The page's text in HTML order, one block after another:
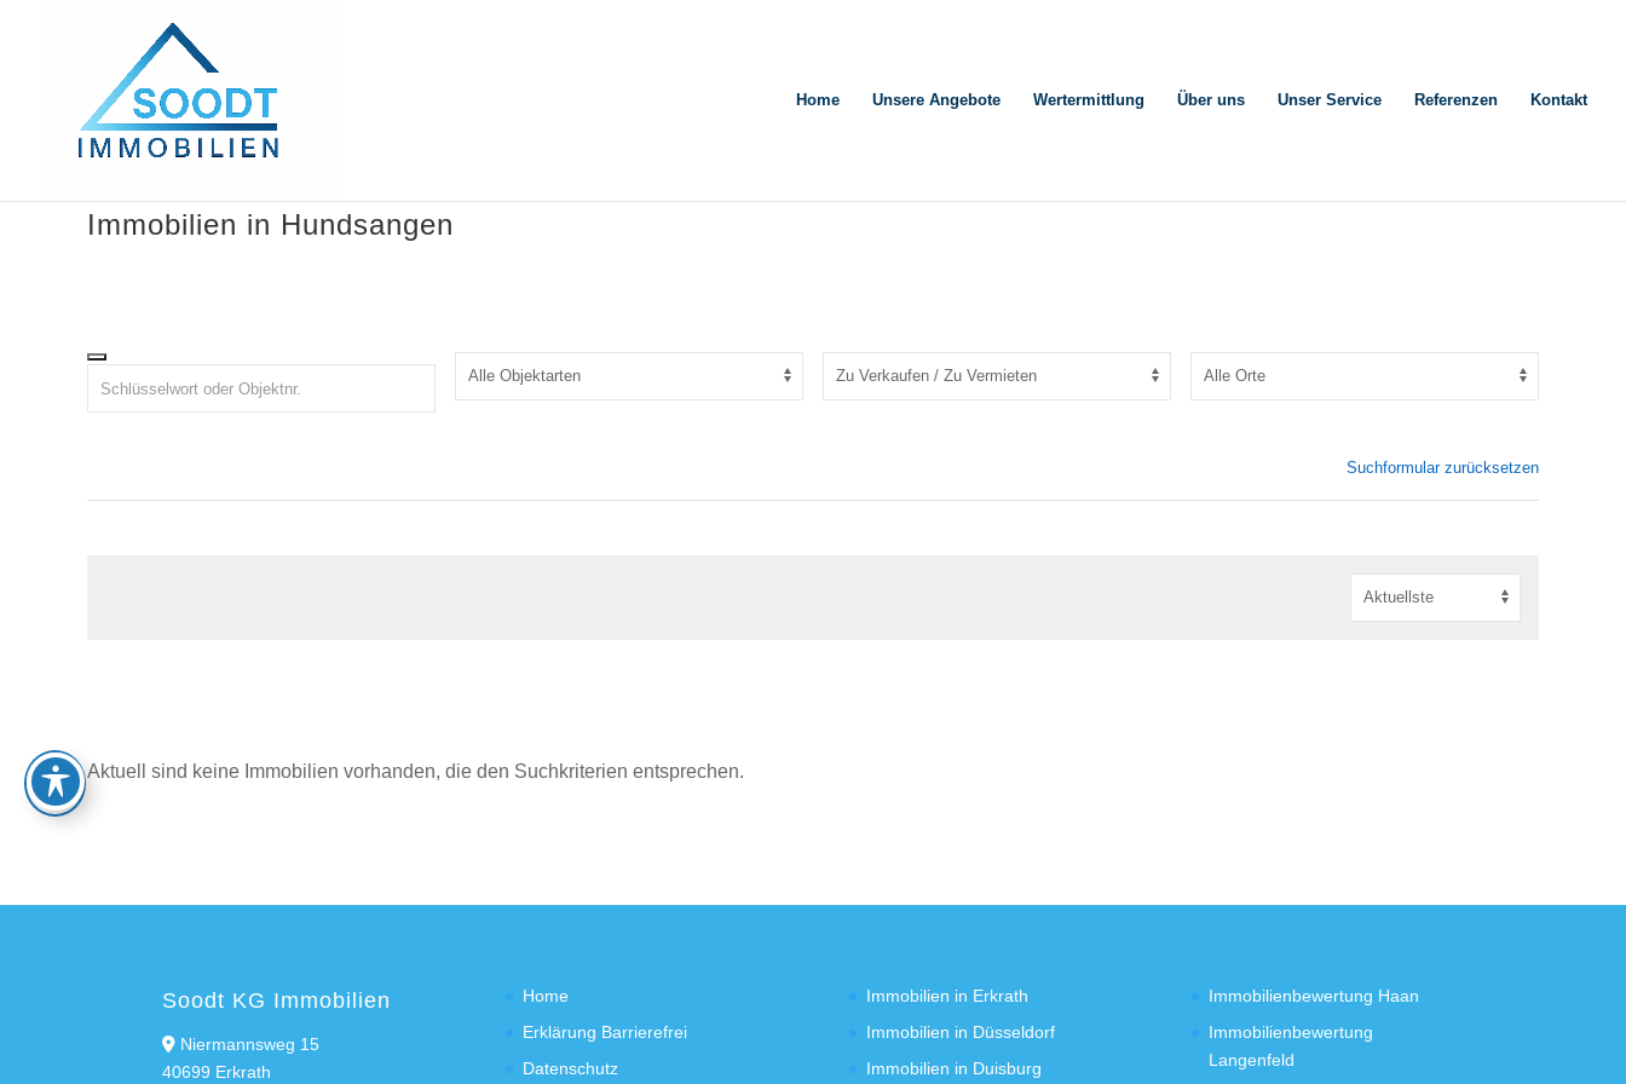
Home Unsere Angebote Wertermittlung Über uns Unser Service Referenzen Kontakt
Immobilien in Hundsangen
Suchformular zurücksetzen
Aktuell sind keine Immobilien vorhanden, die den Suchkriterien entsprechen.
Soodt KG Immobilien
Niermannsweg 15
40699 Erkrath
Home
Erklärung Barrierefrei
Datenschutz
Immobilien in Erkrath
Immobilien in Düsseldorf
Immobilien in Duisburg
Immobilienbewertung Haan
Immobilienbewertung
Langenfeld